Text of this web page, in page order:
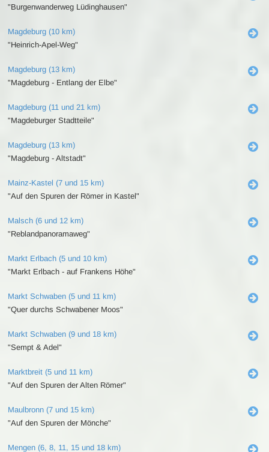
"Burgenwanderweg Lüdinghausen"
Magdeburg (10 km)
"Heinrich-Apel-Weg"
Magdeburg (13 km)
"Magdeburg - Entlang der Elbe"
Magdeburg (11 und 21 km)
"Magdeburger Stadtteile"
Magdeburg (13 km)
"Magdeburg - Altstadt"
Mainz-Kastel (7 und 15 km)
"Auf den Spuren der Römer in Kastel"
Malsch (6 und 12 km)
"Reblandpanoramaweg"
Markt Erlbach (5 und 10 km)
"Markt Erlbach - auf Frankens Höhe"
Markt Schwaben (5 und 11 km)
"Quer durchs Schwabener Moos"
Markt Schwaben (9 und 18 km)
"Sempt & Adel"
Marktbreit (5 und 11 km)
"Auf den Spuren der Alten Römer"
Maulbronn (7 und 15 km)
"Auf den Spuren der Mönche"
Mengen (6, 8, 11, 15 und 18 km)